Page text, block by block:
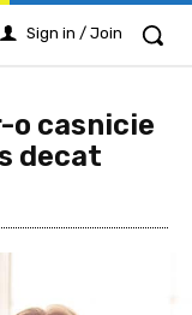
Sign in / Join
casnicie
decat